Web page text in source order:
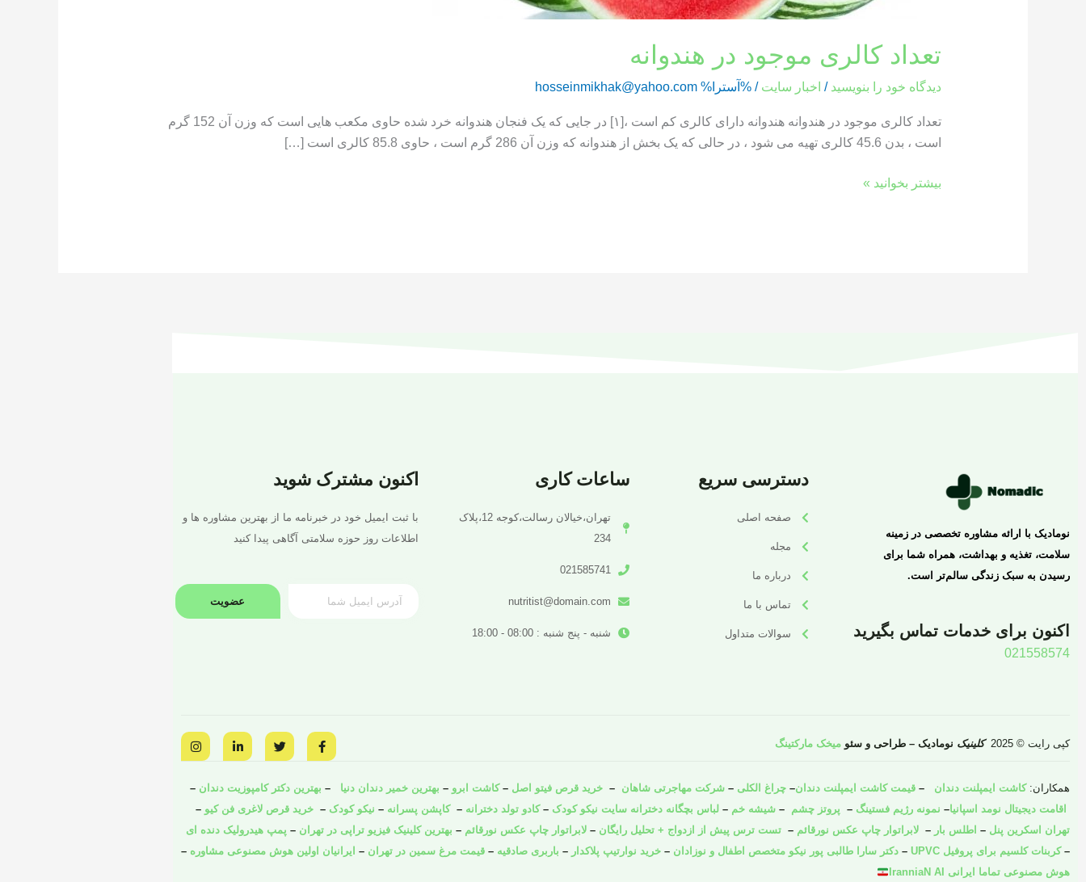
تعداد کالری موجود در هندوانه
دیدگاه‌ خود را بنویسید / اخبار سایت / %آسترا% hosseinmikhak@yahoo.com
تعداد کالری موجود در هندوانه هندوانه دارای کالری کم است ،[١] در جایی که یک فنجان هندوانه خرد شده حاوی مکعب هایی است که وزن آن 152 گرم
است ، بدن 45.6 کالری تهیه می شود ، در حالی که یک بخش از هندوانه که وزن آن 286 گرم است ، حاوی 85.8 کالری است […]
بیشتر بخوانید »
نومادیک با ارائه مشاوره تخصصی در زمینه
سلامت، تغذیه و بهداشت، همراه شما برای
رسیدن به سبک زندگی سالم‌تر است.
اکنون برای خدمات تماس بگیرید
021558574
دسترسی سریع
صفحه اصلی
مجله
درباره ما
تماس با ما
سوالات متداول
ساعات کاری
تهران،خیالان رسالت،کوجه 12،پلاک
234
021585741
nutritist@domain.com
شنبه - پنج شنبه : 08:00 - 18:00
اکنون مشترک شوید
با ثبت ایمیل خود در خبرنامه ما از بهترین مشاوره ها و
اطلاعات روز حوزه سلامتی آگاهی پیدا کنید
عضویت
کپی رایت © 2025 کلینیک نومادیک – طراحی و سئو میخک مارکتینگ
F
a
c
b
o
o
-
w
i
t
e
r
L
i
n
e
i
n
-
i
n
I
n
s
a
r
a
m
همکاران: کاشت ایمپلنت دندان – قیمت کاشت ایمپلنت دندان– چراغ الکلی – شرکت مهاجرتی شاهان – خرید قرص فیتو اصل –کاشت ابرو – بهترین خمیر دندان دنیا – بهترین دکتر کامپوزیت دندان –
اقامت دیجیتال نومد اسپانیا– نمونه رژیم فستینگ – پروتز چشم – شیشه خم – لباس بچگانه دخترانه سایت نیکو کودک –کادو تولد دخترانه –کاپشن پسرانه – نیکو کودک – خرید قرص لاغری فن کیو –
تهران اسکرین پنل – اطلس بار – لابراتوار چاپ عکس نورقائم – تست ترس پیش از ازدواج + تحلیل رایگان – لابراتوار چاپ عکس نورقائم – بهترین کلینیک فیزیو تراپی در تهران – پمپ هیدرولیک دنده ای
–کربنات کلسیم برای پروفیل UPVC – دکتر سارا طالبی پور نیکو متخصص اطفال و نوزادان – خرید نوارتیپ پلاکدار – باربری صادقیه – قیمت مرغ سمین در تهران – ایرانیان اولین هوش مصنوعی مشاوره –
هوش مصنوعی تماما ایرانی IranniaN AI